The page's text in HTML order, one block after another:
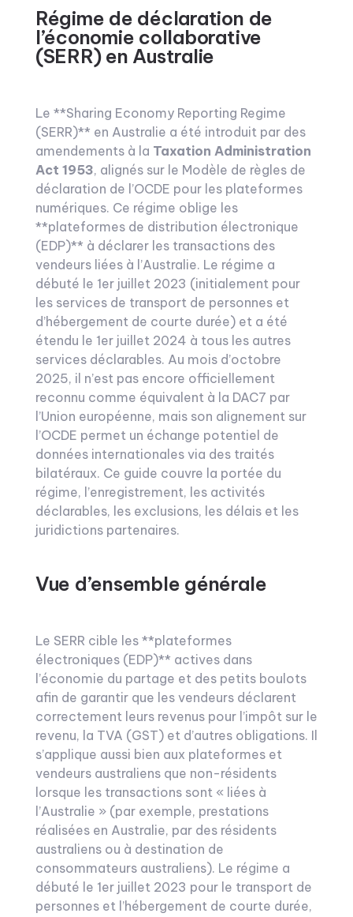
Régime de déclaration de
l’économie collaborative
(SERR) en Australie
Le **Sharing Economy Reporting Regime
(SERR)** en Australie a été introduit par des
amendements à la Taxation Administration
Act 1953, alignés sur le Modèle de règles de
déclaration de l’OCDE pour les plateformes
numériques. Ce régime oblige les
**plateformes de distribution électronique
(EDP)** à déclarer les transactions des
vendeurs liées à l’Australie. Le régime a
débuté le 1er juillet 2023 (initialement pour
les services de transport de personnes et
d’hébergement de courte durée) et a été
étendu le 1er juillet 2024 à tous les autres
services déclarables. Au mois d’octobre
2025, il n’est pas encore officiellement
reconnu comme équivalent à la DAC7 par
l’Union européenne, mais son alignement sur
l’OCDE permet un échange potentiel de
données internationales via des traités
bilatéraux. Ce guide couvre la portée du
régime, l’enregistrement, les activités
déclarables, les exclusions, les délais et les
juridictions partenaires.
Vue d’ensemble générale
Le SERR cible les **plateformes
électroniques (EDP)** actives dans
l’économie du partage et des petits boulots
afin de garantir que les vendeurs déclarent
correctement leurs revenus pour l’impôt sur le
revenu, la TVA (GST) et d’autres obligations. Il
s’applique aussi bien aux plateformes et
vendeurs australiens que non-résidents
lorsque les transactions sont « liées à
l’Australie » (par exemple, prestations
réalisées en Australie, par des résidents
australiens ou à destination de
consommateurs australiens). Le régime a
débuté le 1er juillet 2023 pour le transport de
personnes et l’hébergement de courte durée,